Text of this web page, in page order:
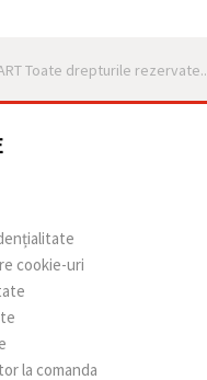
Toate drepturile rezervate..
cookie-uri
la comanda